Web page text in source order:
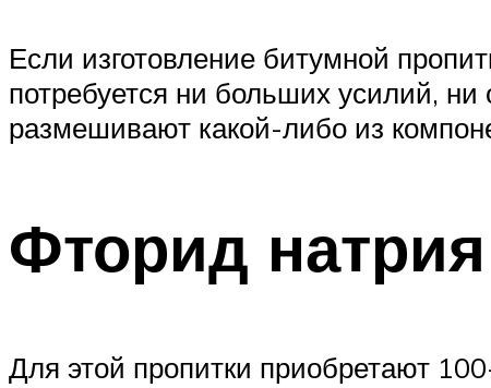
Если изготовление битумной
потребуется ни больших усилий,
размешивают какой-либо из
Фторид натрия
Для этой пропитки приобретают